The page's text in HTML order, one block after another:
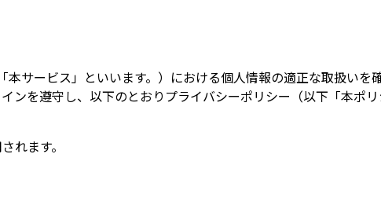
サービス」といいます。）における個人情報の適正な取扱いを
を遵守し、以下のとおりプライバシーポリシー（以下「本ポ
れます。